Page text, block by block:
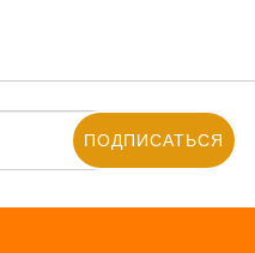
ПОДПИСАТЬСЯ